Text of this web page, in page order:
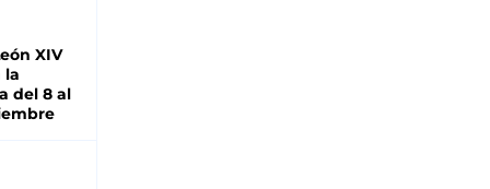
XIV
la
del 8 al